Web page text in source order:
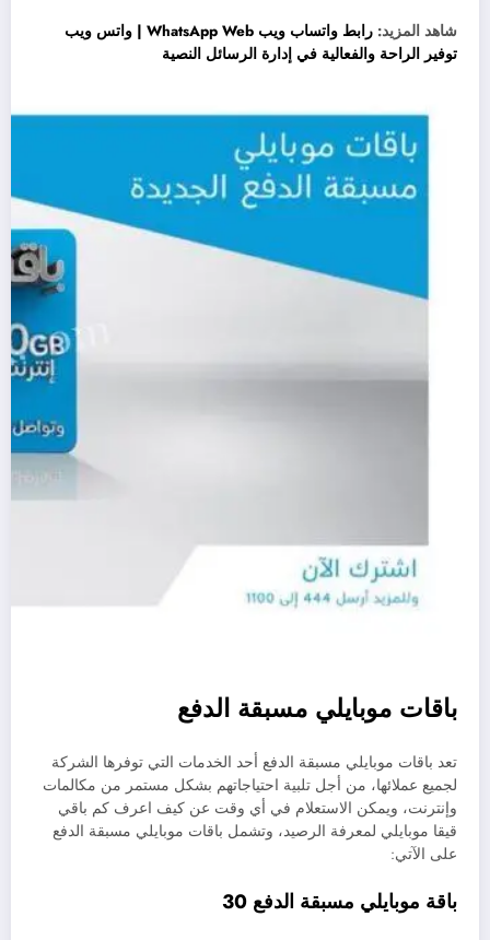
شاهد المزيد:
رابط واتساب ويب WhatsApp Web | واتس ويب
توفير الراحة والفعالية في إدارة الرسائل النصية
باقات موبايلي مسبقة الدفع
تعد باقات موبايلي مسبقة الدفع أحد الخدمات التي توفرها الشركة
لجميع عملائها، من أجل تلبية احتياجاتهم بشكل مستمر من مكالمات
وإنترنت، ويمكن الاستعلام في أي وقت عن كيف اعرف كم باقي
قيقا موبايلي لمعرفة الرصيد، وتشمل باقات موبايلي مسبقة الدفع
على الآتي:
باقة موبايلي مسبقة الدفع 30